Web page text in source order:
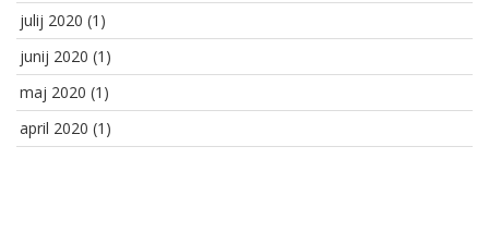
julij 2020 (1)
junij 2020 (1)
maj 2020 (1)
april 2020 (1)